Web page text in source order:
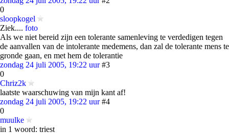
0
sloopkogel
Ziek.... foto
Als we niet bereid zijn een tolerante samenleving te verdedigen tegen
de aanvallen van de intolerante medemens, dan zal de tolerante mens te
gronde gaan, en met hem de tolerantie
zondag 24 juli 2005, 19:22 uur #3
0
Chriz2k
laatste waarschuwing van mijn kant af!
zondag 24 juli 2005, 19:22 uur #4
0
muulke
in 1 woord: triest